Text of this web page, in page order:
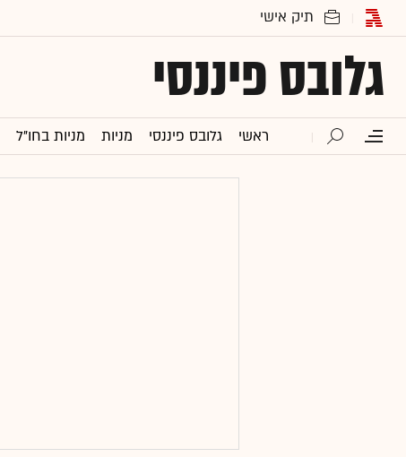
גלובס פיננסי
ראשי גלובס פיננסי מניות מניות בחו"ל